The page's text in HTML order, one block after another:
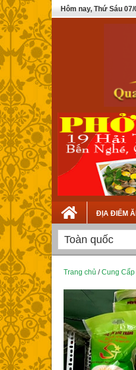
Hôm nay, Thứ Sáu
ĐỊA ĐIỂM
Trang chủ /Cung